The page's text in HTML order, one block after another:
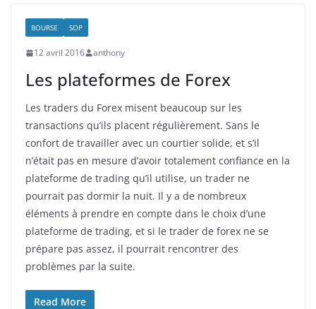
BOURSE SOP
12 avril 2016 anthony
Les plateformes de Forex
Les traders du Forex misent beaucoup sur les
transactions qu’ils placent régulièrement. Sans le
confort de travailler avec un courtier solide, et s’il
n’était pas en mesure d’avoir totalement confiance en la
plateforme de trading qu’il utilise, un trader ne
pourrait pas dormir la nuit. Il y a de nombreux
éléments à prendre en compte dans le choix d’une
plateforme de trading, et si le trader de forex ne se
prépare pas assez, il pourrait rencontrer des
problèmes par la suite.
Read More